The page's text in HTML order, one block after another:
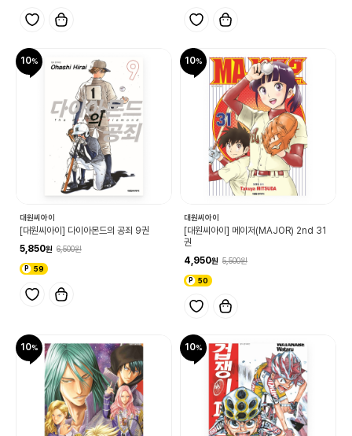
10
대원씨아이
[대원씨아이] 다이아몬드의 공죄 9권
5,850
6,500
59
10
대원씨아이
[대원씨아이] 메이저(MAJOR) 2nd 31
권
4,950
5,500
50
10 10